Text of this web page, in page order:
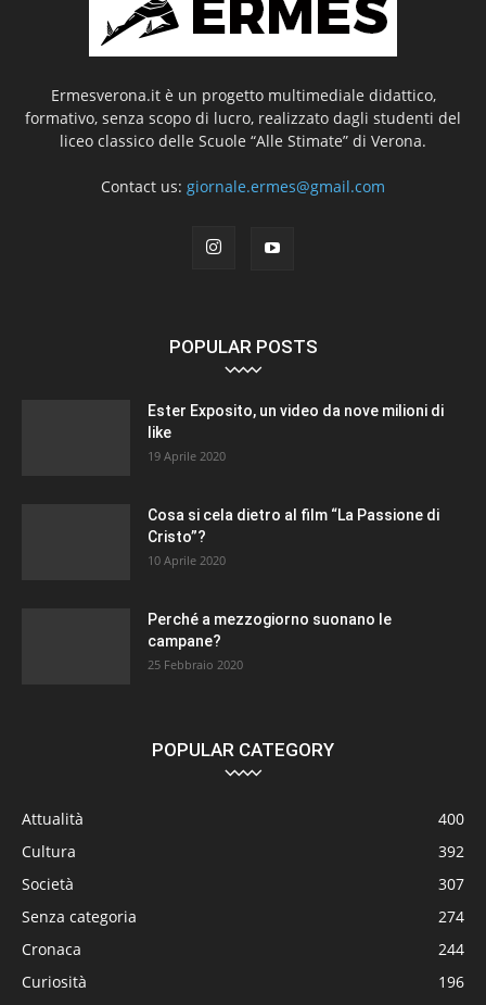
Ermesverona.it è un progetto multimediale didattico,
formativo, senza scopo di lucro, realizzato dagli studenti del
liceo classico delle Scuole “Alle Stimate” di Verona.
Contact us: giornale.ermes@gmail.com
POPULAR POSTS
Ester Exposito, un video da nove milioni di
like
19 Aprile 2020
Cosa si cela dietro al film “La Passione di
Cristo”?
10 Aprile 2020
Perché a mezzogiorno suonano le
campane?
25 Febbraio 2020
POPULAR CATEGORY
Attualità
400
Cultura
392
Società
307
Senza categoria
274
Cronaca
244
Curiosità
196